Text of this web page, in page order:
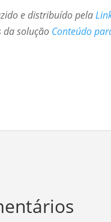
e distribuído pela
da solução Conteúdo